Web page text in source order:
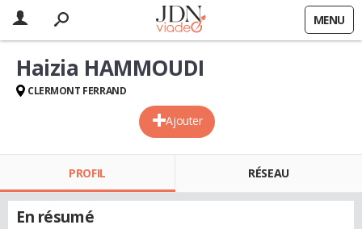
MENU
Ajouter
Haizia HAMMOUDI
CLERMONT FERRAND
PROFIL RÉSEAU
En résumé